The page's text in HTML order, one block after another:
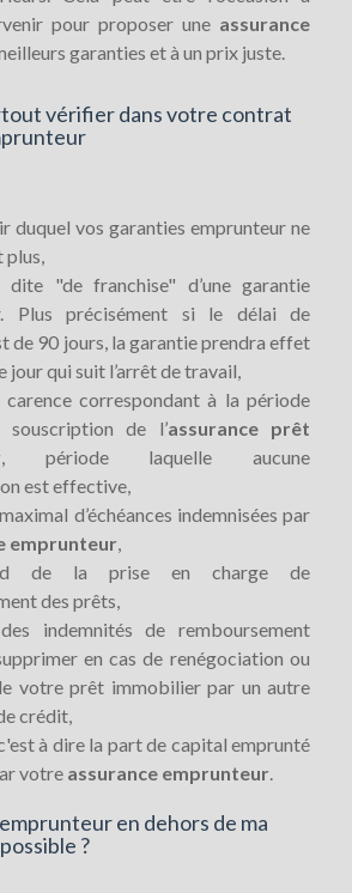
pour proposer une assurance
garanties et à un prix juste.
vérifier dans votre contrat
duquel vos garanties emprunteur ne
plus,
dite "de franchise" d’une garantie
Plus précisément si le délai de
de 90 jours, la garantie prendra effet
jour qui suit l’arrêt de travail,
carence correspondant à la période
de l’assurance prêt
, période laquelle aucune
est effective,
d’échéances indemnisées par
emprunteur,
de la prise en charge de
des prêts,
indemnités de remboursement
en cas de renégociation ou
votre prêt immobilier par un autre
crédit,
à dire la part de capital emprunté
votre assurance emprunteur.
en dehors de ma
?